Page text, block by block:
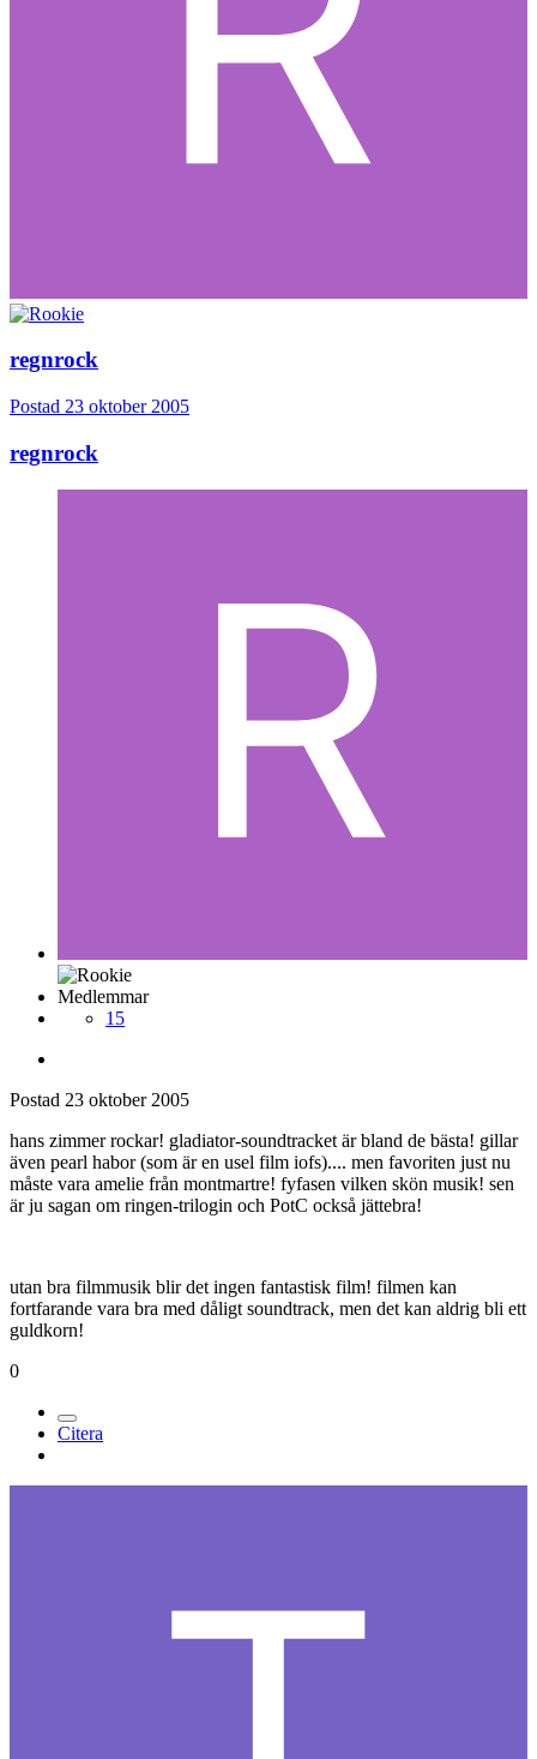
regnrock
Postad 23 oktober 2005
regnrock
Medlemmar
15
Postad 23 oktober 2005
hans zimmer rockar! gladiator-soundtracket är bland de bästa! gillar
även pearl habor (som är en usel film iofs).... men favoriten just nu
måste vara amelie från montmartre! fyfasen vilken skön musik! sen
är ju sagan om ringen-trilogin och PotC också jättebra!
utan bra filmmusik blir det ingen fantastisk film! filmen kan
fortfarande vara bra med dåligt soundtrack, men det kan aldrig bli ett
guldkorn!
0
Citera